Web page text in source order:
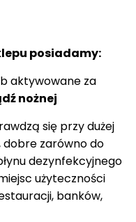
posiadamy:
aktywowane za
nożnej
się przy dużej
dobre zarówno do
dezynfekcyjnego
użyteczności
banków,